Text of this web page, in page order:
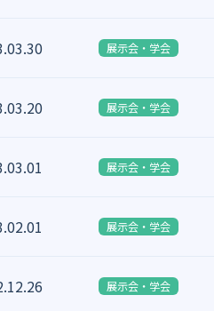
展示会・学会
展示会・学会
展示会・学会
展示会・学会
展示会・学会